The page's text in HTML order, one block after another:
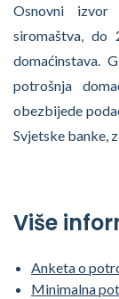
Osnovni izvor
siromaštva, do
domaćinstava.
potrošnja
obezbijede
Svjetske banke,
Više
Anketa o
Minimalna